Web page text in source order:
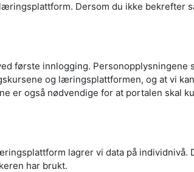
Dersom du ikke bekrefter
første innlogging. Personopplysningene
og læringsplattformen, og at vi
er også nødvendige for at portalen skal
lagrer vi data på
har brukt.